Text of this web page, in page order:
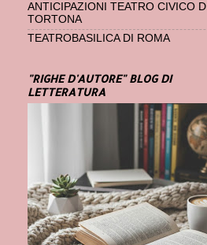
ANTICIPAZIONI TEATRO CIVICO DI
TORTONA
TEATROBASILICA DI ROMA
"RIGHE D'AUTORE" BLOG DI
LETTERATURA